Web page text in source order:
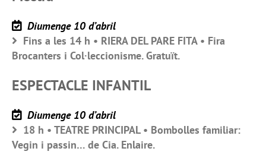
Diumenge 10 d’abril
Fins a les 14 h • RIERA DEL PARE FITA • Fira
Brocanters i Col·leccionisme. Gratuït.
ESPECTACLE INFANTIL
Diumenge 10 d’abril
18 h • TEATRE PRINCIPAL • Bombolles familiar:
Vegin i passin… de Cia. Enlaire.